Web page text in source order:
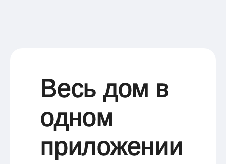
Весь дом в
одном
приложении